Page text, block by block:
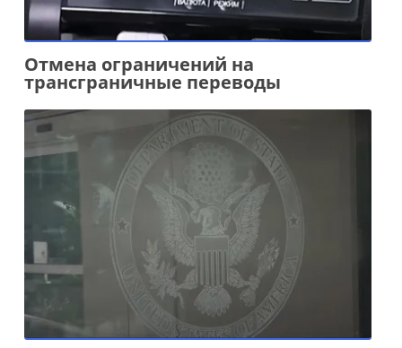
Отмена ограничений на
трансграничные переводы